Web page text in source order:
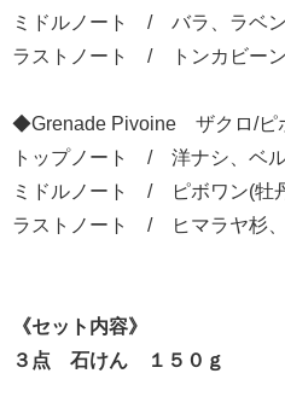
ミドルノート / バラ、ラベ
ラストノート / トンカビーン
◆Grenade Pivoine ザクロ/ピ
トップノート / 洋ナシ、ベル
ミドルノート / ピボワン(牡
ラストノート / ヒマラヤ杉、
《セット内容》
３点 石けん １５０ｇ